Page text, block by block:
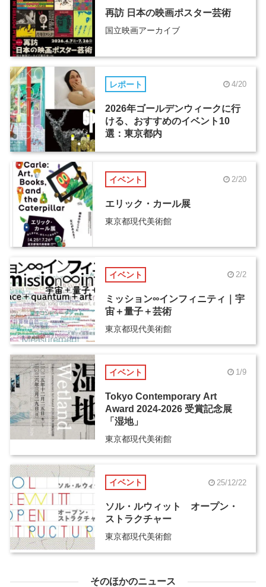
再訪 日本の映画ポスター芸術
国立映画アーカイブ
レポート 4/20
2026年ゴールデンウィークに行
ける、おすすめのイベント10
選：東京都内
イベント 2/20
エリック・カール展
東京都現代美術館
イベント 2/2
ミッション∞インフィニティ｜宇
宙＋量子＋芸術
東京都現代美術館
イベント 1/9
Tokyo Contemporary Art
Award 2024-2026 受賞記念展
「湿地」
東京都現代美術館
イベント 25/12/22
ソル・ルウィット オープン・
ストラクチャー
東京都現代美術館
そのほかのニュース